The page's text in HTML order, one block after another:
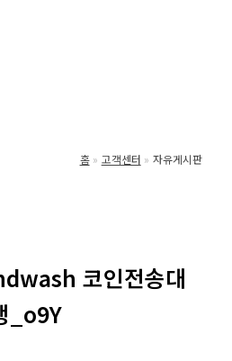
홈 고객센터 자유게시판
코인전송대
_o9Y